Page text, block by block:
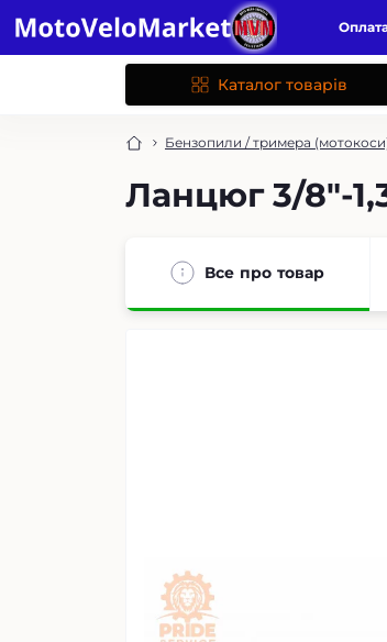
Каталог товарів
Бензопили / тримера
Ланцюг 3/8"-
Все про товар